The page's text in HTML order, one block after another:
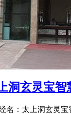
洞玄灵宝智
名：太上洞玄灵